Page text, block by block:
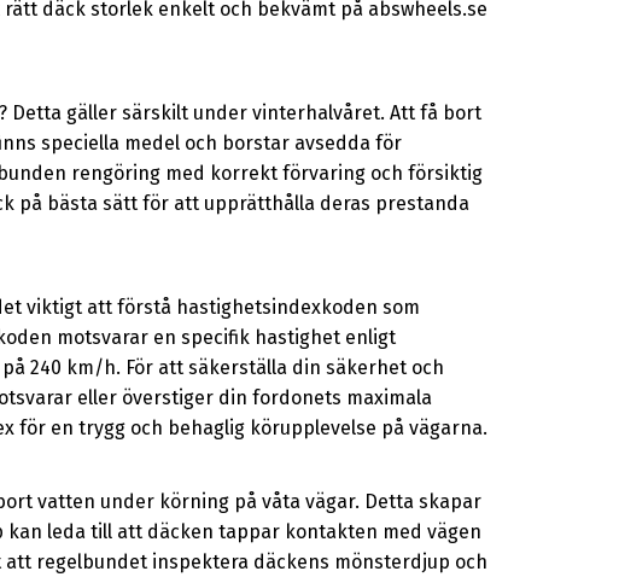
däck storlek enkelt och bekvämt på abswheels.se
Detta gäller särskilt under vinterhalvåret. Att få bort
speciella medel och borstar avsedda för
rengöring med korrekt förvaring och försiktig
på bästa sätt för att upprätthålla deras prestanda
viktigt att förstå hastighetsindexkoden som
motsvarar en specifik hastighet enligt
240 km/h. För att säkerställa din säkerhet och
eller överstiger din fordonets maximala
för en trygg och behaglig körupplevelse på vägarna.
vatten under körning på våta vägar. Detta skapar
leda till att däcken tappar kontakten med vägen
regelbundet inspektera däckens mönsterdjup och